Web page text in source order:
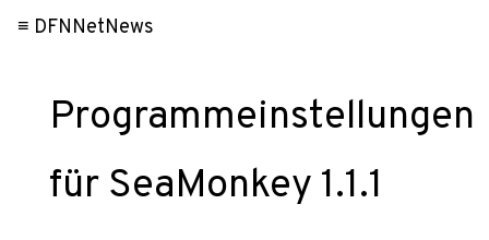
≡ DFNNetNews
Programmeinstellungen
für SeaMonkey 1.1.1